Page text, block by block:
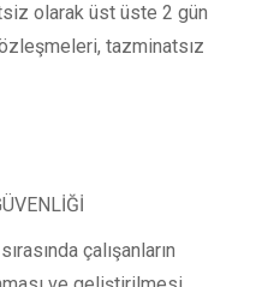
olarak üst üste 2 gün
tazminatsız
çalışanların